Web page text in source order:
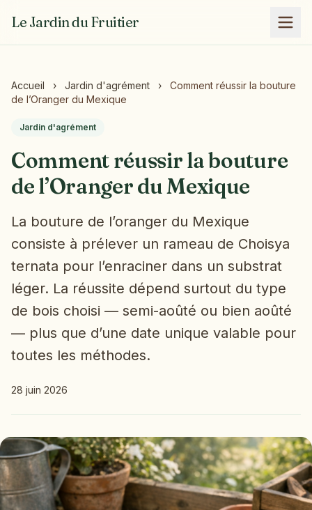
Le Jardin du Fruitier
Accueil › Jardin d'agrément ›
Comment réussir la bouture
de l’Oranger du Mexique
Jardin d'agrément
Comment réussir la bouture
de l’Oranger du Mexique
La bouture de l’oranger du Mexique
consiste à prélever un rameau de Choisya
ternata pour l’enraciner dans un substrat
léger. La réussite dépend surtout du type
de bois choisi — semi-aoûté ou bien aoûté
— plus que d’une date unique valable pour
toutes les méthodes.
28 juin 2026